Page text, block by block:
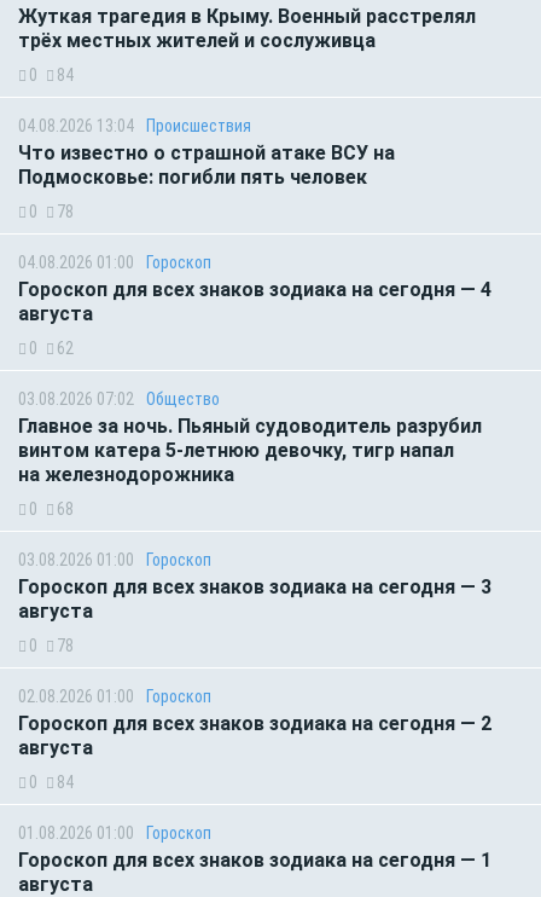
Жуткая трагедия в Крыму. Военный расстрелял
трёх местных жителей и сослуживца
0 84
04.08.2026 13:04 Происшествия
Что известно о страшной атаке ВСУ на
Подмосковье: погибли пять человек
0 78
04.08.2026 01:00 Гороскоп
Гороскоп для всех знаков зодиака на сегодня — 4
августа
0 62
03.08.2026 07:02 Общество
Главное за ночь. Пьяный судоводитель разрубил
винтом катера 5-летнюю девочку, тигр напал
на железнодорожника
0 68
03.08.2026 01:00 Гороскоп
Гороскоп для всех знаков зодиака на сегодня — 3
августа
0 78
02.08.2026 01:00 Гороскоп
Гороскоп для всех знаков зодиака на сегодня — 2
августа
0 84
01.08.2026 01:00 Гороскоп
Гороскоп для всех знаков зодиака на сегодня — 1
августа